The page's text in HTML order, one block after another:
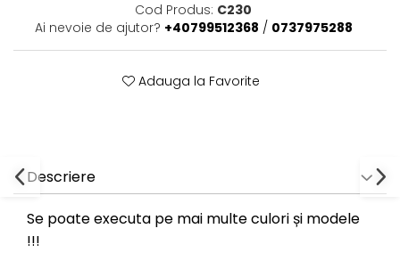
Cod Produs: C230
Ai nevoie de ajutor? +40799512368 / 0737975288
Adauga la Favorite
Descriere
Se poate executa pe mai multe culori și modele
!!!